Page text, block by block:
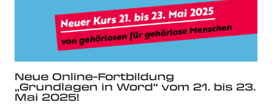
Neue Online-Fortbildung
„Grundlagen in Word“ vom 21. bis 23.
Mai 2025!